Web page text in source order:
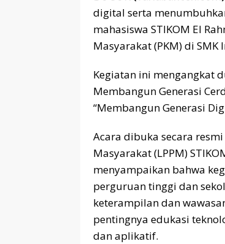
digital serta
mahasiswa STIKOM El
Masyarakat (PKM) di
Kegiatan ini mengangkat
Membangun Generasi
“Membangun Generasi
Acara dibuka secara
Masyarakat (LPPM)
menyampaikan bahwa
perguruan tinggi dan
keterampilan dan
pentingnya edukasi
dan aplikatif.